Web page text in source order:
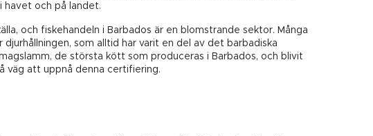
havet och på landet.
och fiskehandeln i Barbados är en blomstrande sektor. Många
som alltid har varit en del av det barbadiska
de största kött som produceras i Barbados, och blivit
väg att uppnå denna certifiering.